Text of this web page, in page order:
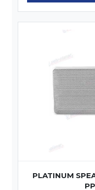
PLATINUM